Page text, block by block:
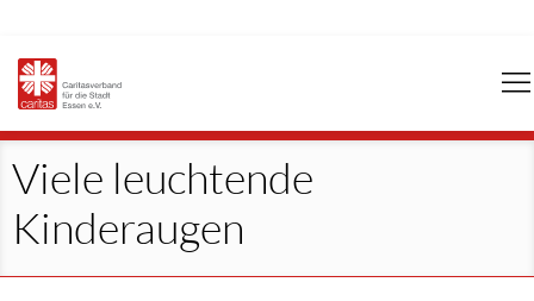
Viele leuchtende
Kinderaugen